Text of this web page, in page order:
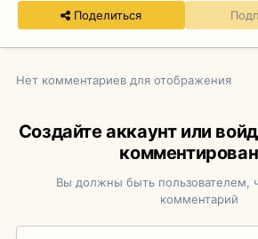
Поделиться
Нет комментариев для отображения
Создайте аккаунт или
Вы должны быть пользователем,
комментарий